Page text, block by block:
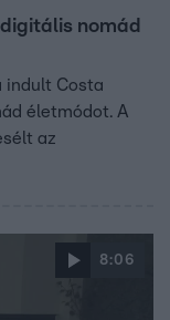
nomád
indult Costa
életmódot. A
az
8:06